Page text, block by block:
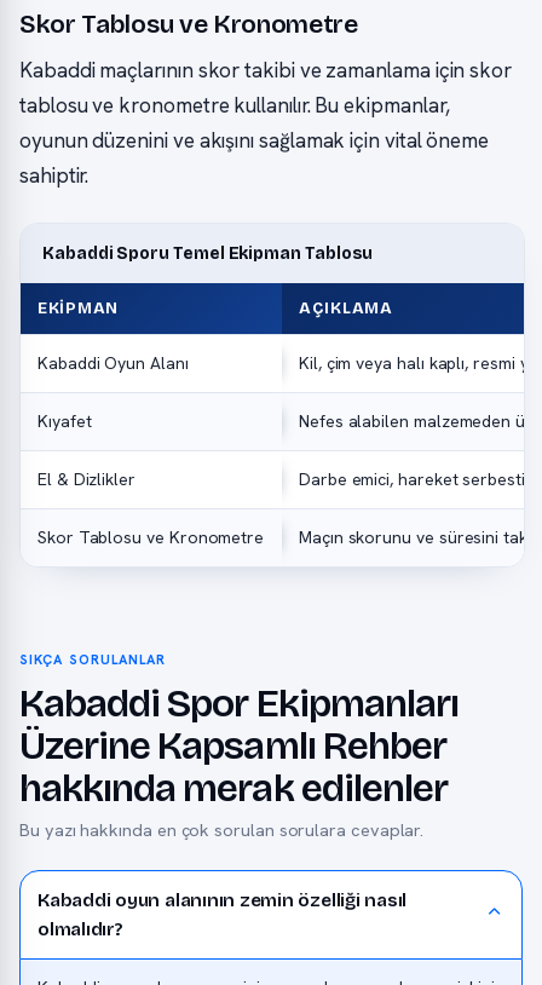
Skor Tablosu ve Kronometre
Kabaddi maçlarının skor takibi ve zamanlama için skor
tablosu ve kronometre kullanılır. Bu ekipmanlar,
oyunun düzenini ve akışını sağlamak için vital öneme
sahiptir.
Kabaddi Sporu Temel Ekipman Tablosu
EKIPMAN AÇIKLAMA
Kabaddi Oyun Alanı Kil, çim veya halı kaplı, resmi
Kıyafet Nefes alabilen malzemeden
El & Dizlikler Darbe emici, hareket
Skor Tablosu ve Kronometre Maçın skorunu ve süresini
SIKÇA SORULANLAR
Kabaddi Spor Ekipmanları
Üzerine Kapsamlı Rehber
hakkında merak edilenler
Bu yazı hakkında en çok sorulan sorulara cevaplar.
Kabaddi oyun alanının zemin özelliği nasıl
olmalıdır?